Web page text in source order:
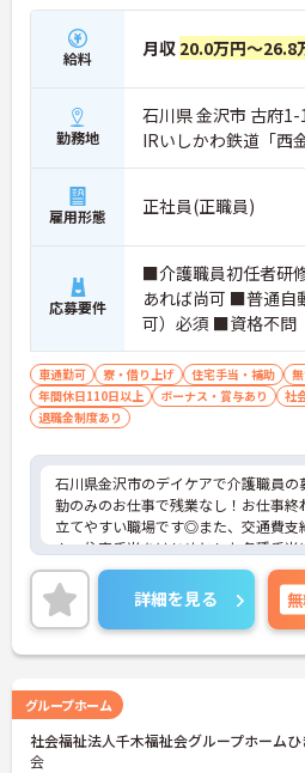
給料 月収 20.0万円～26.8
勤務地
石川県 金沢市 古府1-
IRいしかわ鉄道「西
雇用形態 正社員(正職員)
応募要件
■介護職員初任者研
あれば尚可 ■普通自
可）必須 ■資格不問
車通勤可 寮・借り上げ 住宅手当・補助
年間休日110日以上
ボーナス・賞与あり 社
退職金制度あり
石川県金沢市のデイケアで介護職員の
勤のみのお仕事で残業なし！お仕事終
立てやすい職場です◎また、交通費支
ん、住宅手当をはじめとした各種手当
や計3.80ヵ月分の賞与実績ありで待遇
り！あなたの頑張りがしっかり評価さ
味のある方は面接ポイントをお伝えし
気軽にご相談ください！
詳細を見る
グループホーム
社会福祉法人千木福祉会グループホーム
会